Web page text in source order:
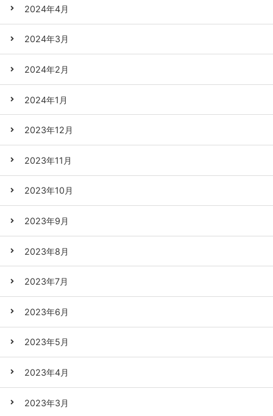
2024年4月
2024年3月
2024年2月
2024年1月
2023年12月
2023年11月
2023年10月
2023年9月
2023年8月
2023年7月
2023年6月
2023年5月
2023年4月
2023年3月